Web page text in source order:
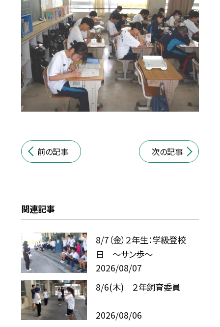
前の記事 次の記事
関連記事
8/7（金）２年生：学級登校
日 ～サン歩～
2026/08/07
8/6(木) ２年飼育委員
2026/08/06